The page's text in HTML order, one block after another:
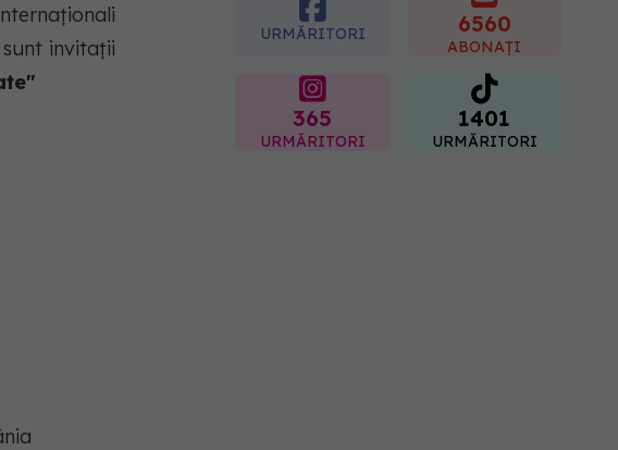
invitații
URMĂRITORI 6560
ABONAȚI
365
URMĂRITORI
1401
URMĂRITORI